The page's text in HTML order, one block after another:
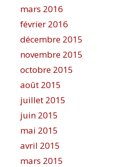
mars 2016
février 2016
décembre 2015
novembre 2015
octobre 2015
août 2015
juillet 2015
juin 2015
mai 2015
avril 2015
mars 2015